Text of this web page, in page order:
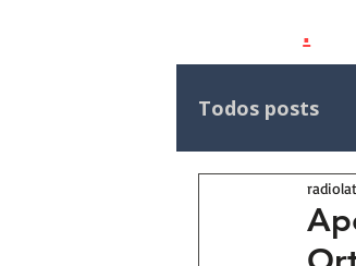
.
Todos posts
Eventos